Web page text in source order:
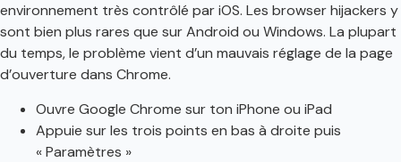
environnement très contrôlé par iOS. Les browser hijackers y
sont bien plus rares que sur Android ou Windows. La plupart
du temps, le problème vient d’un mauvais réglage de la page
d’ouverture dans Chrome.
Ouvre Google Chrome sur ton iPhone ou iPad
Appuie sur les trois points en bas à droite puis
« Paramètres »